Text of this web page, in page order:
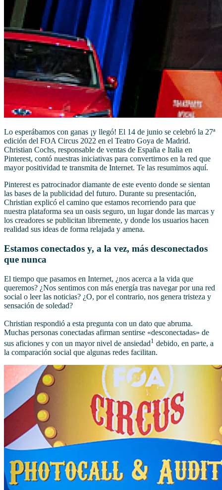
Lo esperábamos con ganas ¡y llegó! El 14 de junio se celebró la 27ª
edición del FOA Circus 2022 en el Teatro Goya de Madrid.
Christian Cochs, responsable de ventas de España e Italia en
Pinterest, contó nuestras iniciativas para convertirnos en la red que
mayor positividad te transmita de Internet. Te las resumimos aquí.
Pinterest es patrocinador diamante de este evento donde se sientan
las bases de la publicidad del futuro. Durante su presentación,
Christian explicó el camino que estamos recorriendo para que
nuestra plataforma sea un oasis seguro, un lugar donde las marcas y
los creadores se publicitan libremente, y donde los usuarios hacen
realidad sus ideas de forma relajada y amena.
Estamos conectados y, a la vez, más desconectados
que nunca
El tiempo que pasamos en Internet, ¿nos acerca a la vida que
queremos? ¿Nos sentimos con más energía tras navegar por una red
social o leer las noticias? ¿O, por el contrario, nos genera tristeza y
sensación de soledad?
Christian respondió a esta pregunta con un dato que abruma.
Muchas personas conectadas afirman sentirse «desconectadas» de
sus aficiones y con un mayor nivel de ansiedad1 debido, en parte, a
la comparación social que algunas redes facilitan.